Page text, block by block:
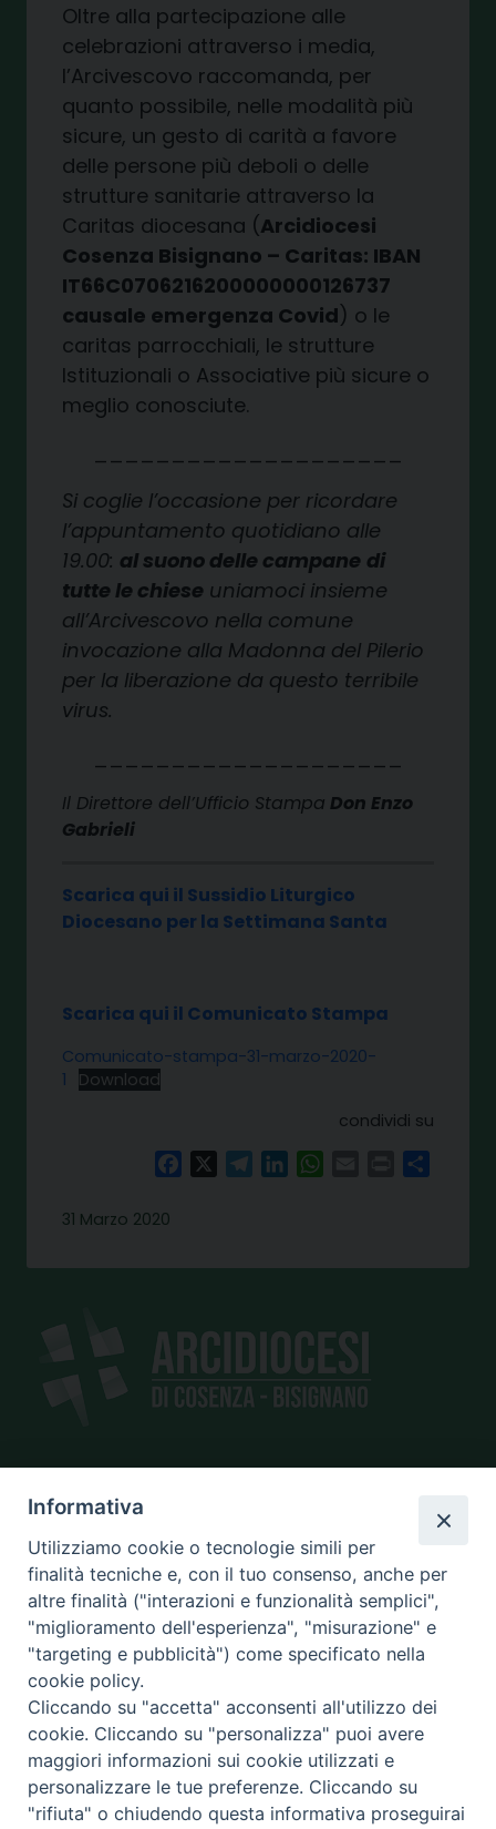
Oltre alla partecipazione alle
celebrazioni attraverso i media,
l’Arcivescovo raccomanda, per
quanto possibile, nelle modalità più
sicure, un gesto di carità a favore
delle persone più deboli o delle
strutture sanitarie attraverso la
Caritas diocesana (Arcidiocesi
Cosenza Bisignano – Caritas: IBAN
IT66C0706216200000000126737
causale emergenza Covid) o le
caritas parrocchiali, le strutture
Istituzionali o Associative più sicure o
meglio conosciute.
Si coglie l’occasione per ricordare
l’appuntamento quotidiano alle
19.00: al suono delle campane di
tutte le chiese uniamoci insieme
all’Arcivescovo nella comune
invocazione alla Madonna del Pilerio
per la liberazione da questo terribile
virus.
Il Direttore dell’Ufficio Stampa Don Enzo
Gabrieli
Scarica qui il Sussidio Liturgico
Diocesano per la Settimana Santa
Scarica qui il Comunicato Stampa
Comunicato-stampa-31-marzo-2020-
1
Download
condividi su
FacebookTelegramLinkedInWhatsAppPrint
31 Marzo 2020
SEDE
piazza Giano Parrasio, 16
87100 Cosenza
CONTATTI
e@mail:info@diocesicosenza.it
tel: +39 0984 687712
Informativa
Utilizziamo cookie o tecnologie simili per
finalità tecniche e, con il tuo consenso, anche per
altre finalità ("interazioni e funzionalità semplici",
"miglioramento dell'esperienza", "misurazione" e
"targeting e pubblicità") come specificato nella
cookie policy.
Cliccando su "accetta" acconsenti all'utilizzo dei
cookie. Cliccando su "personalizza" puoi avere
maggiori informazioni sui cookie utilizzati e
personalizzare le tue preferenze. Cliccando su
"rifiuta" o chiudendo questa informativa proseguirai